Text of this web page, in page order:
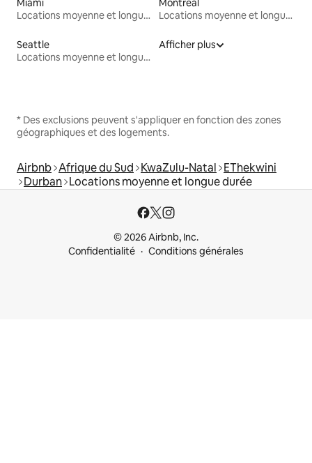
Miami
Locations moyenne et longue durée
Montréal
Locations moyenne et longue durée
Seattle
Locations moyenne et longue durée
Afficher plus
* Des exclusions peuvent s'appliquer en fonction des zones
géographiques et des logements.
Airbnb Afrique du Sud KwaZulu-Natal EThekwini
Durban Locations moyenne et longue durée
© 2026 Airbnb, Inc.
Confidentialité
Conditions générales